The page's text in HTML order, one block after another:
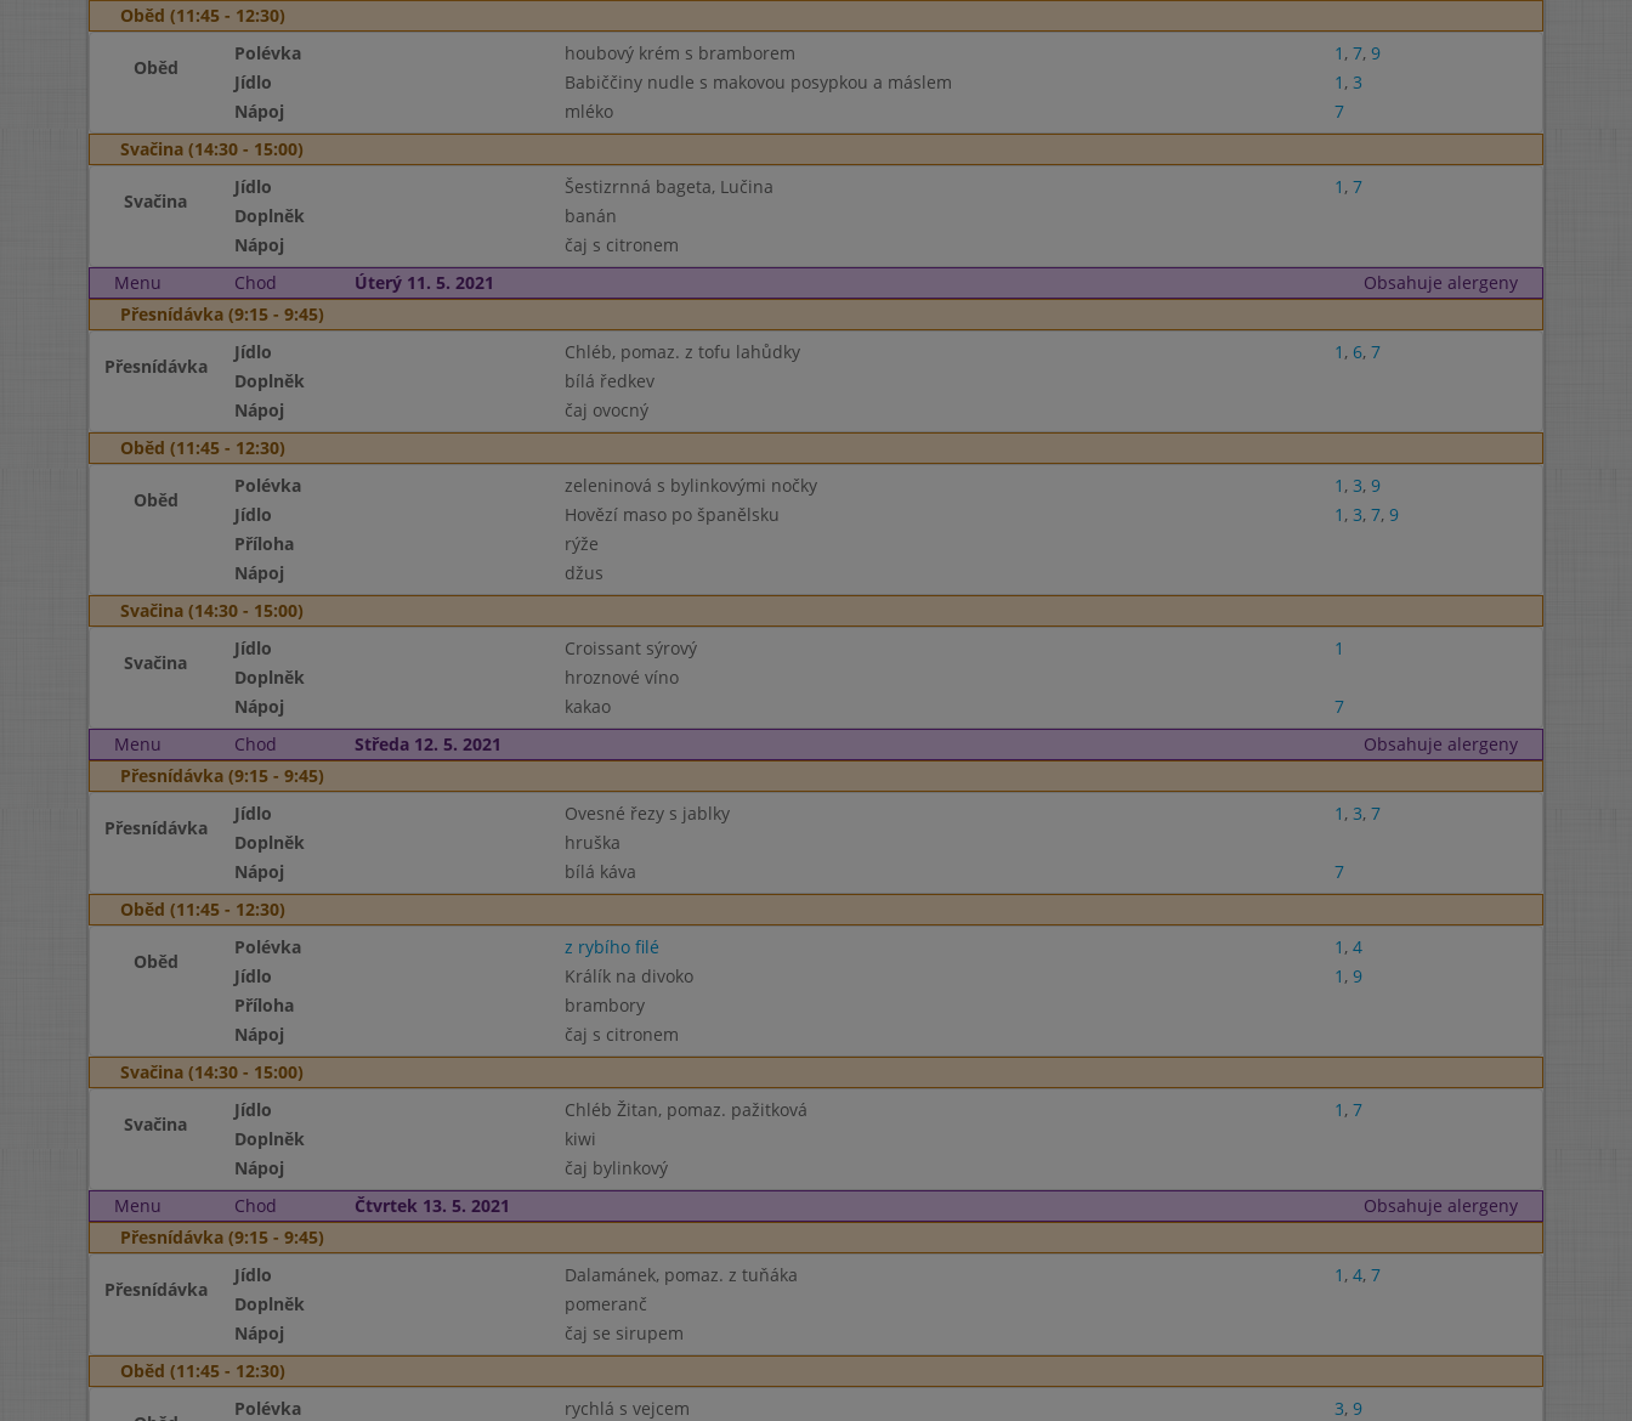
Oběd (11:45 - 12:30)
Oběd
Polévka houbový krém s bramborem 1 , 7, 9
Jídlo
Babiččiny nudle s makovou posypkou a máslem 1 , 3
Nápoj
mléko
7
Svačina (14:30 - 15:00)
Svačina
Jídlo Šestizrnná bageta, Lučina 1 , 7
Doplněk
banán
Nápoj
čaj s citronem
Menu
Chod Úterý 11. 5. 2021
Obsahuje alergeny
Přesnídávka (9:15 - 9:45)
Přesnídávka
Jídlo Chléb, pomaz. z tofu lahůdky 1 , 6, 7
Doplněk
bílá ředkev
Nápoj
čaj ovocný
Oběd (11:45 - 12:30)
Oběd
Polévka zeleninová s bylinkovými nočky 1 , 3, 9
Jídlo
Hovězí maso po španělsku 1 , 3, 7, 9
Příloha
rýže
Nápoj
džus
Svačina (14:30 - 15:00)
Svačina
Jídlo Croissant sýrový
1
Doplněk
hroznové víno
Nápoj
kakao
7
Menu
Chod Středa 12. 5. 2021
Obsahuje alergeny
Přesnídávka (9:15 - 9:45)
Přesnídávka
Jídlo Ovesné řezy s jablky 1 , 3, 7
Doplněk
hruška
Nápoj
bílá káva
7
Oběd (11:45 - 12:30)
Oběd
Polévka z rybího filé 1 , 4
Jídlo
Králík na divoko 1 , 9
Příloha
brambory
Nápoj
čaj s citronem
Svačina (14:30 - 15:00)
Svačina
Jídlo Chléb Žitan, pomaz. pažitková 1 , 7
Doplněk
kiwi
Nápoj
čaj bylinkový
Menu
Chod Čtvrtek 13. 5. 2021
Obsahuje alergeny
Přesnídávka (9:15 - 9:45)
Přesnídávka
Jídlo Dalamánek, pomaz. z tuňáka 1 , 4, 7
Doplněk
pomeranč
Nápoj
čaj se sirupem
Oběd (11:45 - 12:30)
Polévka rychlá s vejcem 3, 9